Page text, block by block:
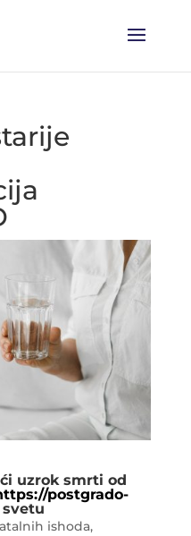
uzrok smrti od
postgrado-
ishoda,